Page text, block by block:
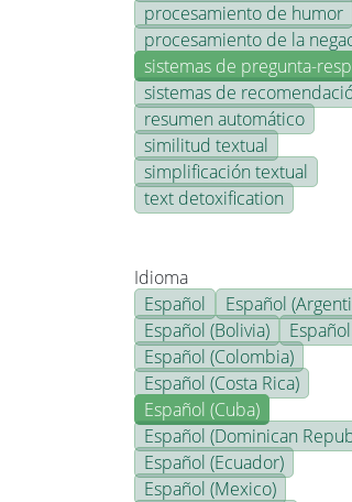
procesamiento de humor
procesamiento de la
sistemas de pregunta-
sistemas de
resumen automático
similitud textual
simplificación textual
text detoxification
Idioma
Español
Español
Español (Bolivia)
Español (Colombia)
Español (Costa Rica)
Español (Cuba)
Español (Dominican
Español (Ecuador)
Español (Mexico)